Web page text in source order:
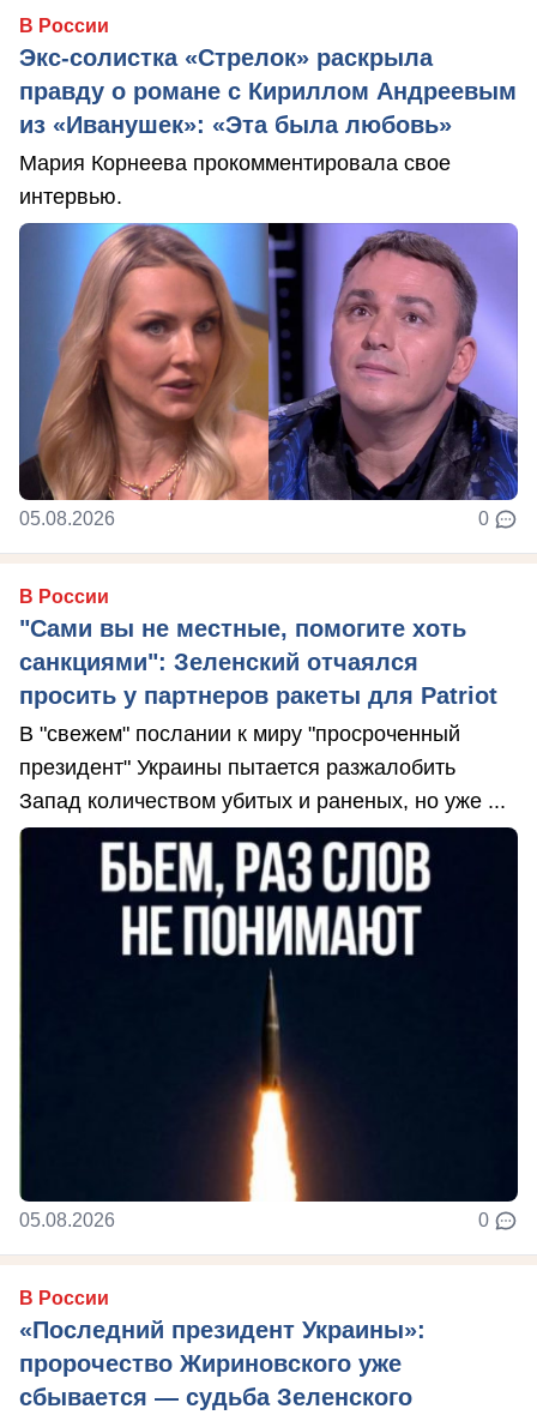
В России
Экс-солистка «Стрелок» раскрыла
правду о романе с Кириллом Андреевым
из «Иванушек»: «Эта была любовь»
Мария Корнеева прокомментировала свое
интервью.
05.08.2026 0
В России
"Сами вы не местные, помогите хоть
санкциями": Зеленский отчаялся
просить у партнеров ракеты для Patriot
В "свежем" послании к миру "просроченный
президент" Украины пытается разжалобить
Запад количеством убитых и раненых, но уже ...
05.08.2026 0
В России
«Последний президент Украины»:
пророчество Жириновского уже
сбывается — судьба Зеленского